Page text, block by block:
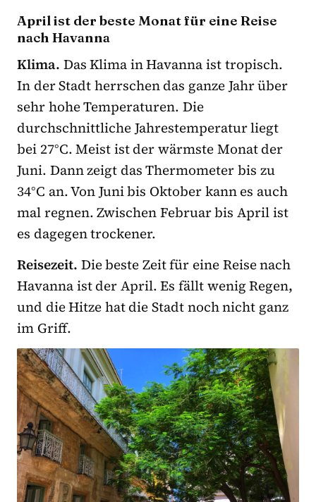
April ist der beste Monat für eine Reise
nach Havanna
Klima. Das Klima in Havanna ist tropisch.
In der Stadt herrschen das ganze Jahr über
sehr hohe Temperaturen. Die
durchschnittliche Jahrestemperatur liegt
bei 27°C. Meist ist der wärmste Monat der
Juni. Dann zeigt das Thermometer bis zu
34°C an. Von Juni bis Oktober kann es auch
mal regnen. Zwischen Februar bis April ist
es dagegen trockener.
Reisezeit. Die beste Zeit für eine Reise nach
Havanna ist der April. Es fällt wenig Regen,
und die Hitze hat die Stadt noch nicht ganz
im Griff.